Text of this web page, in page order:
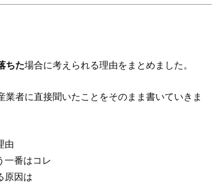
ちた場合に考えられる理由をまとめました。
者に直接聞いたことをそのまま書いていきま
由
一番はコレ
原因は